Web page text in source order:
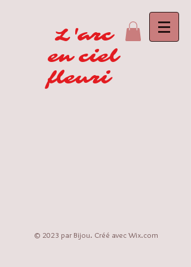
L'arc
en ciel
fleuri
© 2023 par Bijou. Créé avecWix.com